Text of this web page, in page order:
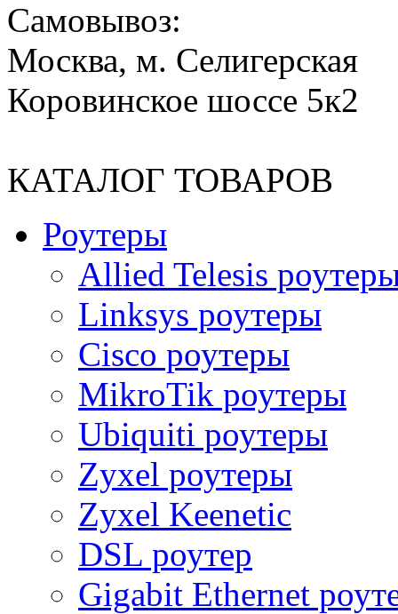
Cамовывоз:
Москва, м. Селигерская
Коровинское шоссе 5к2
КАТАЛОГ ТОВАРОВ
Роутеры
Allied Telesis
Linksys роутеры
Cisco роутеры
MikroTik роутеры
Ubiquiti роутеры
Zyxel роутеры
Zyxel Keenetic
DSL роутер
Gigabit Ethernet